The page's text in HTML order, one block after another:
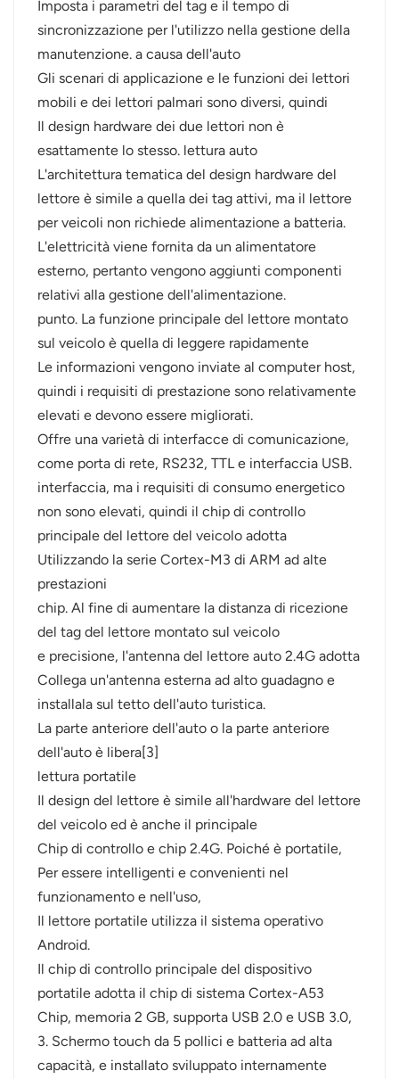
Imposta i parametri del tag e il tempo di
sincronizzazione per l'utilizzo nella gestione della
manutenzione. a causa dell'auto
Gli scenari di applicazione e le funzioni dei lettori
mobili e dei lettori palmari sono diversi, quindi
Il design hardware dei due lettori non è
esattamente lo stesso. lettura auto
L'architettura tematica del design hardware del
lettore è simile a quella dei tag attivi, ma il lettore
per veicoli non richiede alimentazione a batteria.
L'elettricità viene fornita da un alimentatore
esterno, pertanto vengono aggiunti componenti
relativi alla gestione dell'alimentazione.
punto. La funzione principale del lettore montato
sul veicolo è quella di leggere rapidamente
Le informazioni vengono inviate al computer host,
quindi i requisiti di prestazione sono relativamente
elevati e devono essere migliorati.
Offre una varietà di interfacce di comunicazione,
come porta di rete, RS232, TTL e interfaccia USB.
interfaccia, ma i requisiti di consumo energetico
non sono elevati, quindi il chip di controllo
principale del lettore del veicolo adotta
Utilizzando la serie Cortex-M3 di ARM ad alte
prestazioni
chip. Al fine di aumentare la distanza di ricezione
del tag del lettore montato sul veicolo
e precisione, l'antenna del lettore auto 2.4G adotta
Collega un'antenna esterna ad alto guadagno e
installala sul tetto dell'auto turistica.
La parte anteriore dell'auto o la parte anteriore
dell'auto è libera[3]
lettura portatile
Il design del lettore è simile all'hardware del lettore
del veicolo ed è anche il principale
Chip di controllo e chip 2.4G. Poiché è portatile,
Per essere intelligenti e convenienti nel
funzionamento e nell'uso,
Il lettore portatile utilizza il sistema operativo
Android.
Il chip di controllo principale del dispositivo
portatile adotta il chip di sistema Cortex-A53
Chip, memoria 2 GB, supporta USB 2.0 e USB 3.0,
3. Schermo touch da 5 pollici e batteria ad alta
capacità, e installato sviluppato internamente